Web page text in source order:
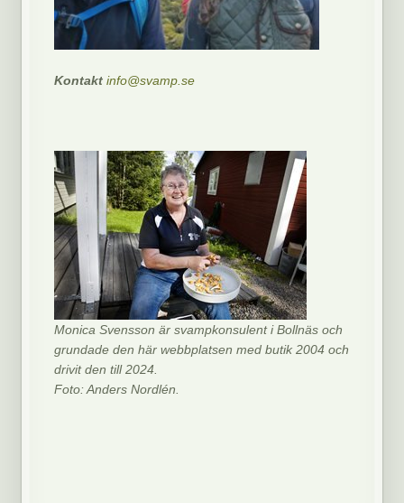
Kontaktinfo@svamp.se
Monica Svensson är svampkonsulent i Bollnäs och
grundade den här webbplatsen med butik 2004 och
drivit den till 2024.
Foto: Anders Nordlén.